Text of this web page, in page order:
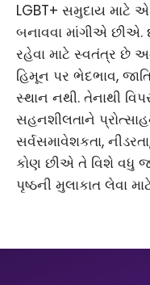
LGBT+ સમુદાય માટે
બનાવવા માંગીએ છીએ.
રહેવા માટે સ્વતંત્ર છે
હિમૂન પર ભેદભાવ,
સ્થાન નથી. તેનાથી
સહનશીલતાને
સર્વસમાવેશકતા,
કોણ છીએ તે વિશે વધુ
પૃષ્ઠની મુલાકાત લેવા